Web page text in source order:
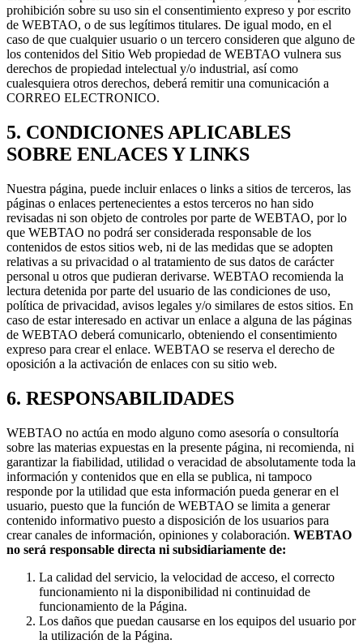
prohibición sobre su uso sin el consentimiento expreso y por escrito
de WEBTAO, o de sus legítimos titulares. De igual modo, en el
caso de que cualquier usuario o un tercero consideren que alguno de
los contenidos del Sitio Web propiedad de WEBTAO vulnera sus
derechos de propiedad intelectual y/o industrial, así como
cualesquiera otros derechos, deberá remitir una comunicación a
CORREO ELECTRONICO.
5. CONDICIONES APLICABLES
SOBRE ENLACES Y LINKS
Nuestra página, puede incluir enlaces o links a sitios de terceros, las
páginas o enlaces pertenecientes a estos terceros no han sido
revisadas ni son objeto de controles por parte de WEBTAO, por lo
que WEBTAO no podrá ser considerada responsable de los
contenidos de estos sitios web, ni de las medidas que se adopten
relativas a su privacidad o al tratamiento de sus datos de carácter
personal u otros que pudieran derivarse. WEBTAO recomienda la
lectura detenida por parte del usuario de las condiciones de uso,
política de privacidad, avisos legales y/o similares de estos sitios. En
caso de estar interesado en activar un enlace a alguna de las páginas
de WEBTAO deberá comunicarlo, obteniendo el consentimiento
expreso para crear el enlace. WEBTAO se reserva el derecho de
oposición a la activación de enlaces con su sitio web.
6. RESPONSABILIDADES
WEBTAO no actúa en modo alguno como asesoría o consultoría
sobre las materias expuestas en la presente página, ni recomienda, ni
garantizar la fiabilidad, utilidad o veracidad de absolutamente toda la
información y contenidos que en ella se publica, ni tampoco
responde por la utilidad que esta información pueda generar en el
usuario, puesto que la función de WEBTAO se limita a generar
contenido informativo puesto a disposición de los usuarios para
crear canales de información, opiniones y colaboración. WEBTAO
no será responsable directa ni subsidiariamente de:
La calidad del servicio, la velocidad de acceso, el correcto
funcionamiento ni la disponibilidad ni continuidad de
funcionamiento de la Página.
Los daños que puedan causarse en los equipos del usuario por
la utilización de la Página.